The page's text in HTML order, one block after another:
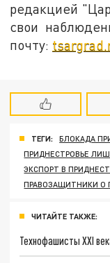
редакцией
свои
почту:
ТЕГИ: БЛОКАДА
ПРИДНЕСТРОВЬЕ
ЭКСПОРТ В
ПРАВОЗАЩИТНИКИ О
ЧИТАЙТЕ ТАКЖЕ:
Технофашисты XXI